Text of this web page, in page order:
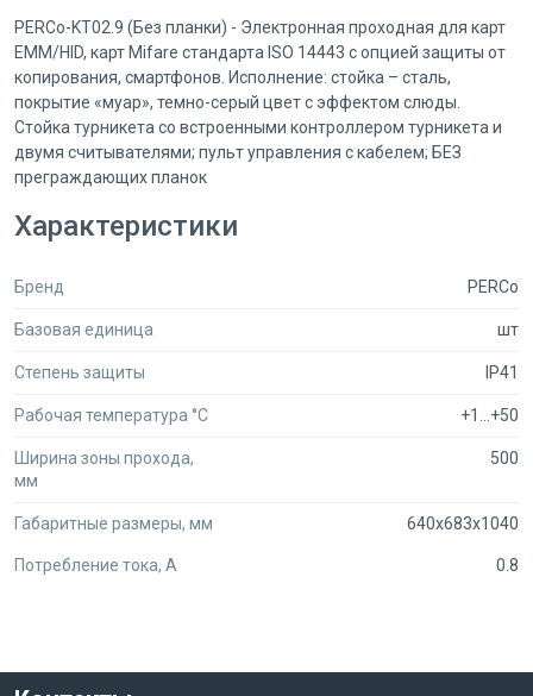
PERCo-KT02.9 (Без планки) - Электронная проходная для карт
EMM/HID, карт Mifare стандарта ISO 14443 с опцией защиты от
копирования, смартфонов. Исполнение: стойка – сталь,
покрытие «муар», темно-серый цвет с эффектом слюды.
Стойка турникета cо встроенными контроллером турникета и
двумя считывателями; пульт управления с кабелем; БЕЗ
преграждающих планок
Характеристики
Бренд PERCo
Базовая единица шт
Степень защиты IP41
Рабочая температура °C +1...+50
Ширина зоны прохода,
мм
500
Габаритные размеры, мм 640x683x1040
Потребление тока, А 0.8